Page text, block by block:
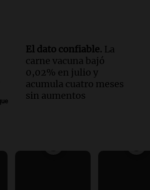
El dato confiable. La
carne vacuna bajó
0,02% en julio y
acumula cuatro meses
sin aumentos